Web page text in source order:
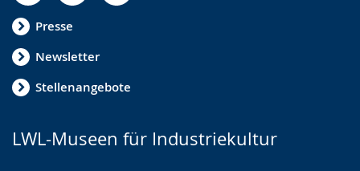
Presse
Newsletter
Stellenangebote
LWL-Museen für Industriekultur